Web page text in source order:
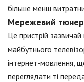
більше менш
Мережевий тюнер
Це пристрій
майбутнього
інтернет-мовлення,
переглядати ті